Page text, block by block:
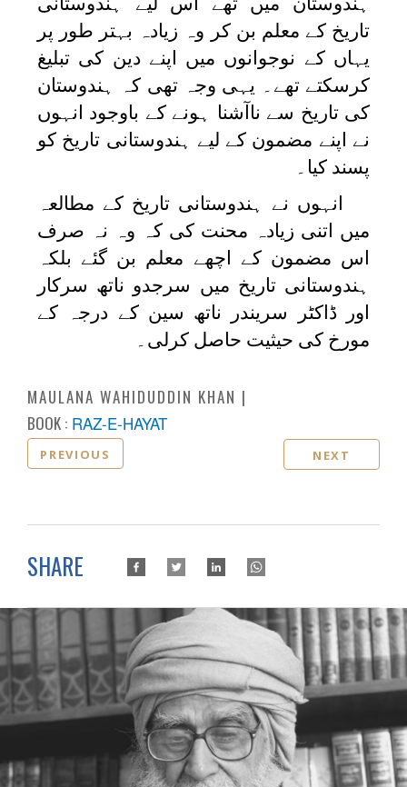
تاریخ کے معلم بن کر وہ زیادہ بہتر طور پر
یہاں کے نوجوانوں میں اپنے دین کی تبلیغ
کرسکتے تھے۔ یہی وجہ تھی کہ ہندوستان
کی تاریخ سے ناآشنا ہونے کے باوجود انہوں
نے اپنے مضمون کے لیے ہندوستانی تاریخ کو
پسند کیا۔
انہوں نے ہندوستانی تاریخ کے مطالعہ
میں اتنی زیادہ محنت کی کہ وہ نہ صرف
اس مضمون کے اچھے معلم بن گئے بلکہ
ہندوستانی تاریخ میں سرجدو ناتھ سرکار
اور ڈاکٹر سریندر ناتھ سین کے درجہ کے
مورخ کی حیثیت حاصل کرلی۔
MAULANA WAHIDUDDIN KHAN
BOOK : RAZ-E-HAYAT
PREVIOUS NEXT
SHARE